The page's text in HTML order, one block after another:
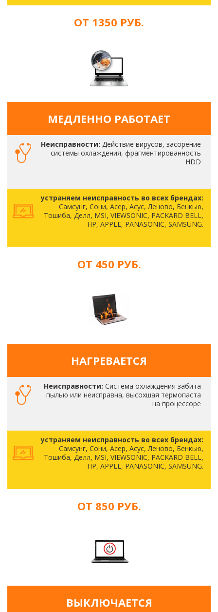
ОТ 1350 РУБ.
МЕДЛЕННО РАБОТАЕТ
Неисправности: Действие вирусов, засорение
системы охлаждения, фрагментированность
HDD
устраняем неисправность во всех брендах:
Самсунг, Сони, Асер, Асус, Леново, Бенкью,
Тошиба, Делл, MSI, VIEWSONIC, PACKARD BELL,
HP, APPLE, PANASONIC, SAMSUNG.
ОТ 450 РУБ.
НАГРЕВАЕТСЯ
Неисправности: Система охлаждения забита
пылью или неисправна, высохшая термопаста
на процессоре
устраняем неисправность во всех брендах:
Самсунг, Сони, Асер, Асус, Леново, Бенкью,
Тошиба, Делл, MSI, VIEWSONIC, PACKARD BELL,
HP, APPLE, PANASONIC, SAMSUNG.
ОТ 850 РУБ.
ВЫКЛЮЧАЕТСЯ